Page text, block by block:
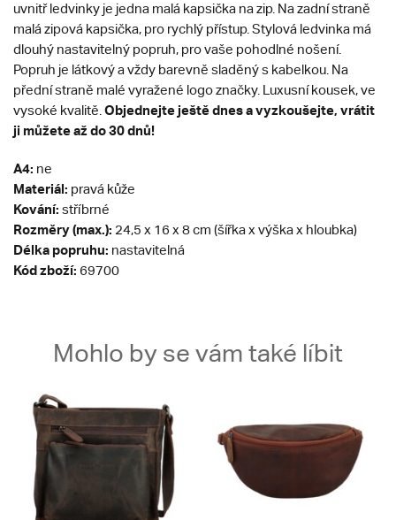
uvnitř ledvinky je jedna malá kapsička na zip. Na zadní straně
malá zipová kapsička, pro rychlý přístup. Stylová ledvinka má
dlouhý nastavitelný popruh, pro vaše pohodlné nošení.
Popruh je látkový a vždy barevně sladěný s kabelkou. Na
přední straně malé vyražené logo značky. Luxusní kousek, ve
vysoké kvalitě. Objednejte ještě dnes a vyzkoušejte, vrátit
ji můžete až do 30 dnů!
A4: ne
Materiál: pravá kůže
Kování: stříbrné
Rozměry (max.): 24,5 x 16 x 8 cm (šířka x výška x hloubka)
Délka popruhu: nastavitelná
Kód zboží: 69700
Mohlo by se vám také líbit